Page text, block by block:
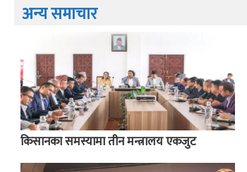
अन्य समाचार
किसानका समस्यामा तीन मन्त्रालय एकजुट